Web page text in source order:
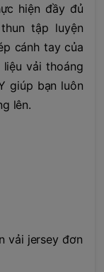
hiện đầy đủ
tập luyện
cánh tay của
vải thoáng
giúp bạn luôn
lên.
vải jersey đơn